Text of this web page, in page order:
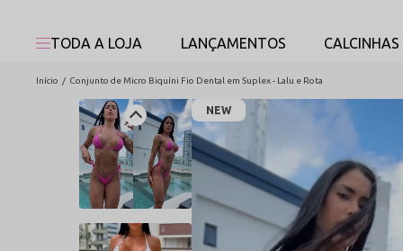
TODA A LOJA LANÇAMENTOS CALCINHAS
Início Conjunto de Micro Biquíni Fio Dental em Suplex - Lalu e Rota
NEW